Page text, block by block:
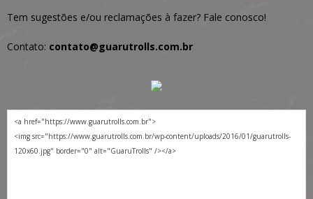
Tem sugestões e/ou reclamações à fazer? Fale conosco!
Contato: contato@guarutrolls.com.br